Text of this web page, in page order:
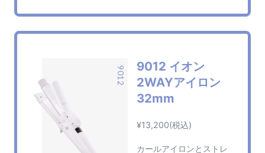
9012
9012 イオン
2WAYアイロン
32mm
¥13,200(税込)
カールアイロンとストレ